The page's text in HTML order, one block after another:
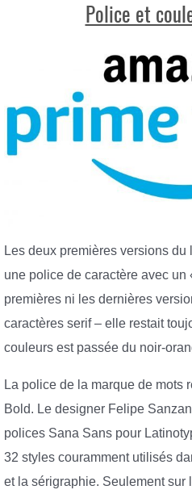
Police et
Les deux premières versions
une police de caractère avec un
premières ni les dernières
caractères serif – elle restait
couleurs est passée du noir-
La police de la marque de mots
Bold. Le designer Felipe
polices Sana Sans pour
32 styles couramment utilisés
et la sérigraphie. Seulement sur